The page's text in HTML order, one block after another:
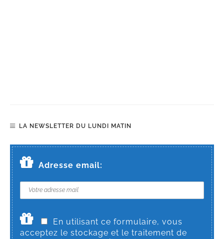
LA NEWSLETTER DU LUNDI MATIN
Adresse email:
En utilisant ce formulaire, vous
acceptez le stockage et le traitement de